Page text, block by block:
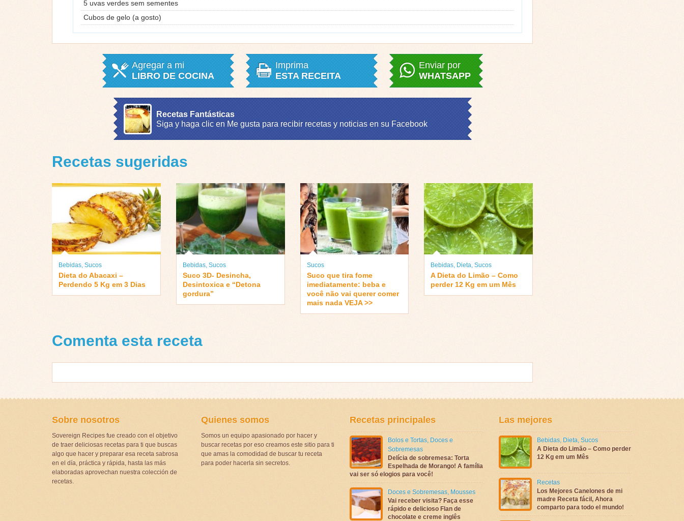
5 uvas verdes sem sementes
Cubos de gelo (a gosto)
Agregar a mi
LIBRO DE COCINA
Imprima
ESTA RECEITA
Enviar por
WHATSAPP
Recetas Fantásticas
Siga y haga clic en Me gusta para recibir recetas y noticias en su Facebook
Recetas sugeridas
Bebidas Sucos
Dieta do Abacaxi –
Perdendo 5 Kg em 3 Dias
Bebidas, Sucos
Suco 3D- Desincha,
Desintoxica e “Detona
gordura”
Sucos
Suco que tira fome
imediatamente: beba e
você não vai querer comer
mais nada VEJA >>
Bebidas Dieta ,Sucos
A Dieta do Limão – Como
perder 12 Kg em um Mês
Comenta esta receta
Sobre nosotros
Sovereign Recipes fue creado con el objetivo
de traer deliciosas recetas para ti que buscas
algo que hacer y preparar esa receta sabrosa
en el día, práctica y rápida, hasta las más
elaboradas aprovechan nuestra colección de
recetas.
Quienes somos
Somos un equipo apasionado por hacer y
buscar recetas por eso creamos este sitio para ti
que amas la comodidad de buscar tu receta
para poder hacerla sin secretos.
Recetas principales
Bolos e Tortas, Doces e
Sobremesas
Delícia de sobremesa: Torta
Espelhada de Morango! A família
vai ser só elogios para você!
Doces e Sobremesas, Mousses
Vai receber visita? Faça esse
rápido e delicioso Flan de
chocolate e creme inglês
Las mejores
Bebidas, Dieta, Sucos
A Dieta do Limão – Como perder
12 Kg em um Mês
Recetas
Los Mejores Canelones de mi
madre Receta fácil, Ahora
comparto para todo el mundo!